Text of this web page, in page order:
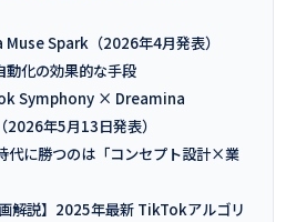
Spark（2026年4月発表）
化の効果的な手段
Symphony × Dreamina
年5月13日発表）
代に勝つのは「コンセプト設計×業
画解説】2025年最新 TikTokアルゴリ